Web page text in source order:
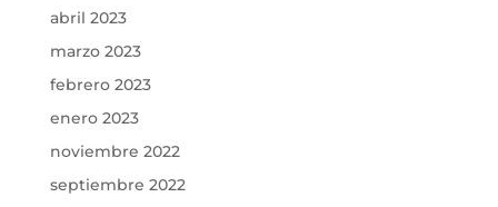
abril 2023
marzo 2023
febrero 2023
enero 2023
noviembre 2022
septiembre 2022